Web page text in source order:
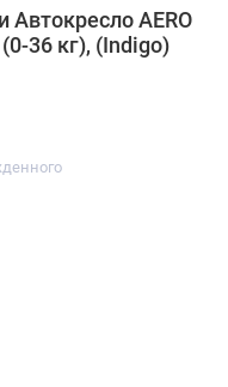
Автокресло AERO
36 кг), (Indigo)